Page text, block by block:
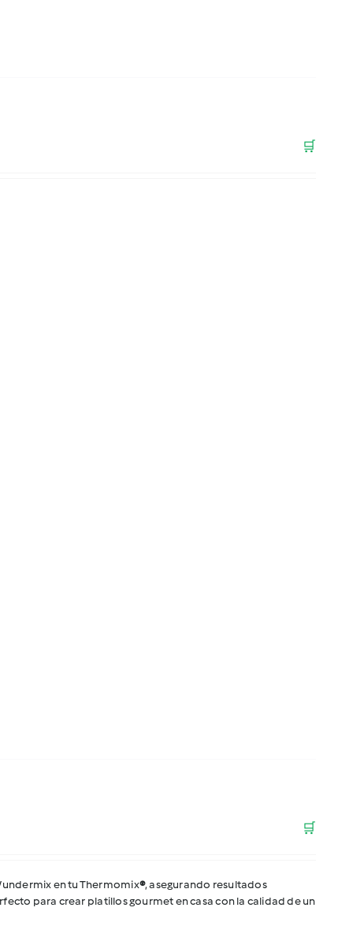
🛒
🛒
en tu Thermomix®, asegurando resultados
para crear platillos gourmet en casa con la calidad de un